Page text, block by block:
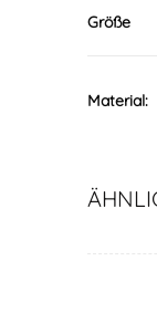
Größe
Material: